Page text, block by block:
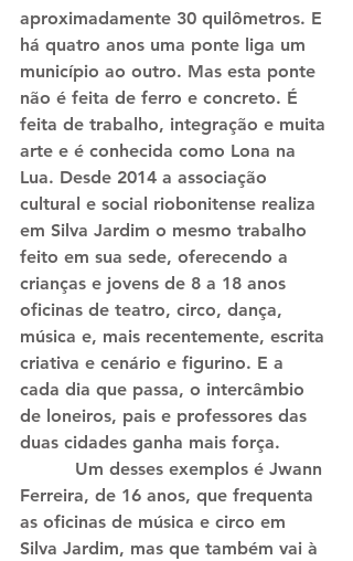
aproximadamente 30 quilômetros. E
há quatro anos uma ponte liga um
município ao outro. Mas esta ponte
não é feita de ferro e concreto. É
feita de trabalho, integração e muita
arte e é conhecida como Lona na
Lua. Desde 2014 a associação
cultural e social riobonitense realiza
em Silva Jardim o mesmo trabalho
feito em sua sede, oferecendo a
crianças e jovens de 8 a 18 anos
oficinas de teatro, circo, dança,
música e, mais recentemente, escrita
criativa e cenário e figurino. E a
cada dia que passa, o intercâmbio
de loneiros, pais e professores das
duas cidades ganha mais força.
Ferreira, de 16 anos, que frequenta
as oficinas de música e circo em
Silva Jardim, mas que também vai à